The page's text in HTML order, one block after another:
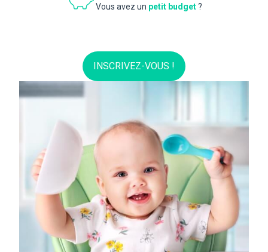
Vous avez un petit budget?
INSCRIVEZ-VOUS !